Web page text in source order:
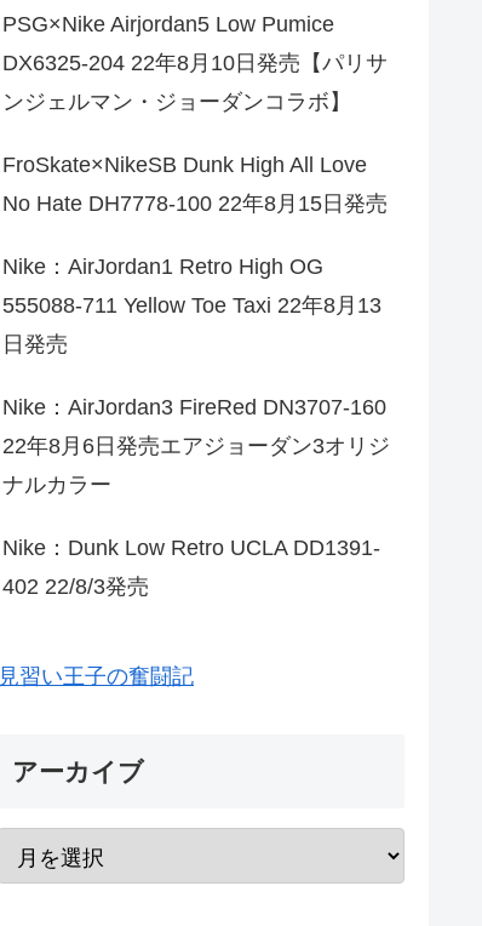
PSG×Nike Airjordan5 Low Pumice
DX6325-204 22年8月10日発売【パリサ
ンジェルマン・ジョーダンコラボ】
FroSkate×NikeSB Dunk High All Love
No Hate DH7778-100 22年8月15日発売
Nike：AirJordan1 Retro High OG
555088-711 Yellow Toe Taxi 22年8月13
日発売
Nike：AirJordan3 FireRed DN3707-160
22年8月6日発売エアジョーダン3オリジ
ナルカラー
Nike：Dunk Low Retro UCLA DD1391-
402 22/8/3発売
見習い王子の奮闘記
アーカイブ